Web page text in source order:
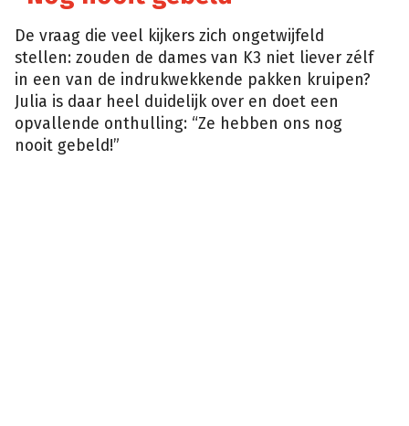
De vraag die veel kijkers zich ongetwijfeld
stellen: zouden de dames van K3 niet liever zélf
in een van de indrukwekkende pakken kruipen?
Julia is daar heel duidelijk over en doet een
opvallende onthulling: “Ze hebben ons nog
nooit gebeld!”